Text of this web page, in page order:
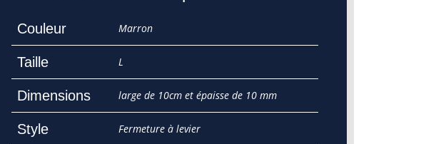
Couleur Marron
Taille L
Dimensions large de 10cm et épaisse de 10 mm
Style Fermeture à levier